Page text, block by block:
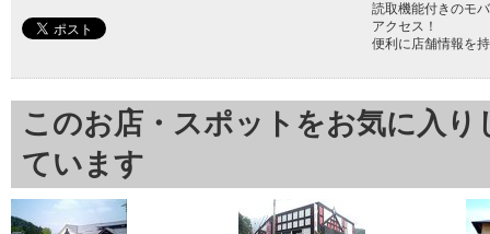
読取機能付きのモ
アクセス！
便利に店舗情報を
このお店・スポットをお気に入
ています